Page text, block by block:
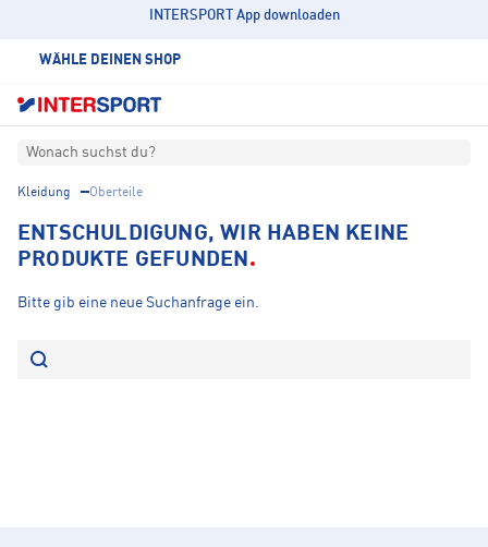
INTERSPORT App downloaden
WÄHLE DEINEN SHOP
Wonach suchst du?
Kleidung Oberteile
ENTSCHULDIGUNG, WIR HABEN KEINE
PRODUKTE GEFUNDEN
Bitte gib eine neue Suchanfrage ein.